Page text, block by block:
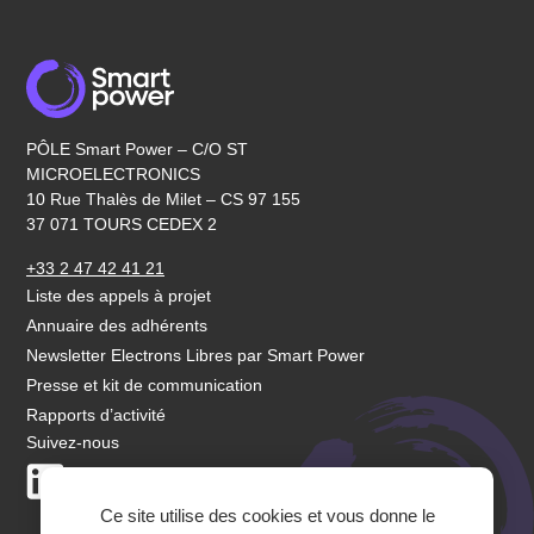
PÔLE Smart Power – C/O ST
MICROELECTRONICS
10 Rue Thalès de Milet – CS 97 155
37 071 TOURS CEDEX 2
+33 2 47 42 41 21
Liste des appels à projet
Annuaire des adhérents
Newsletter Electrons Libres par Smart Power
Presse et kit de communication
Rapports d’activité
Suivez-nous
LinkedInYoutube
Ce site utilise des cookies et vous donne le